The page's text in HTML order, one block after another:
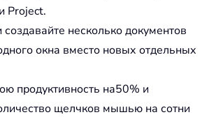
Project.
несколько документов
окна вместо новых отдельных
продуктивность на50% и
щелчков мышью на сотни